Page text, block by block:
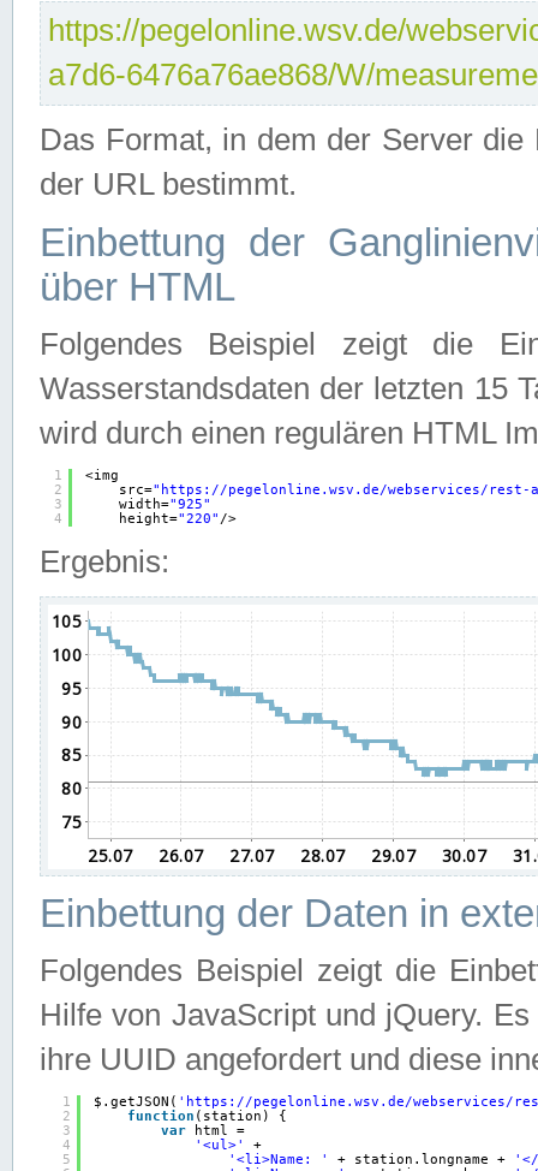
https://pegelonline.wsv.de/
a7d6-6476a76ae868/W/
Das Format, in dem der Server
der URL bestimmt.
Einbettung der
über HTML
Folgendes Beispiel zeigt die
Wasserstandsdaten der letzten 15
wird durch einen regulären HTML
1
2
3
4
<img
src=" https://pegelonline.wsv.de/webservices/rest-
width="925"
height="220" />
Ergebnis:
Einbettung der Daten in
Folgendes Beispiel zeigt die
Hilfe von JavaScript und jQuery.
ihre UUID angefordert und diese
1
2
3
4
5
$.getJSON( ' https://pegelonline.wsv.de/webservices/
function (station) {
var
html =
'<ul>'
+
'<li>Name: '
+ station.longname +